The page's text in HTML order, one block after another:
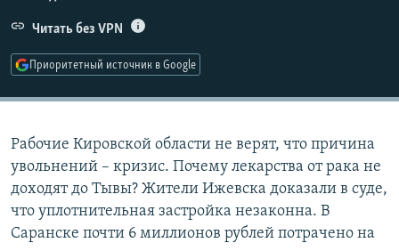
РАСПИСАНИЕ ВЕЩАНИЯ
СОЦИАЛЬНЫЕ СЕТИ
Все сайты РСЕ/РС
Читать без VPN
Приоритетный источник в Google
Рабочие Кировской области не верят, что причина
увольнений – кризис. Почему лекарства от рака не
доходят до Тывы? Жители Ижевска доказали в суде,
что уплотнительная застройка незаконна. В
Саранске почти 6 миллионов рублей потрачено на